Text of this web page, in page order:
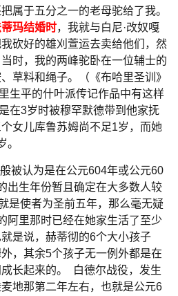
属于五分之一的老母驼给了我。
玛结婚时，我就与白尼·改奴嘎
砍好的雄刈萱运去卖给他们，然
时，我的两峰驼卧在一位辅士的
草料和绳子。（《布哈里圣训》
生平的什叶派传记作品中有这样
在3岁时被穆罕默德带到他家抚
女儿库鲁苏姆尚不足1岁，而她
。
被认为是在公元604年或公元60
出生年份暂且确定在大多数人较
是使者为圣前五年，那么毫无疑
阿里那时已经在她家生活了至少
是说，赫蒂彻的6个大小孩子
，其余5个孩子无一例外都是在
长起来的。
白德尔战役，发生
地那第二年左右，也就是公元6